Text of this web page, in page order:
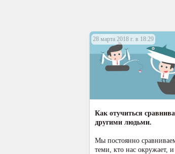
28 марта 2018 г. в 18:29
Как отучиться
другими людьми.
Мы постоянно
теми, кто нас окружает,